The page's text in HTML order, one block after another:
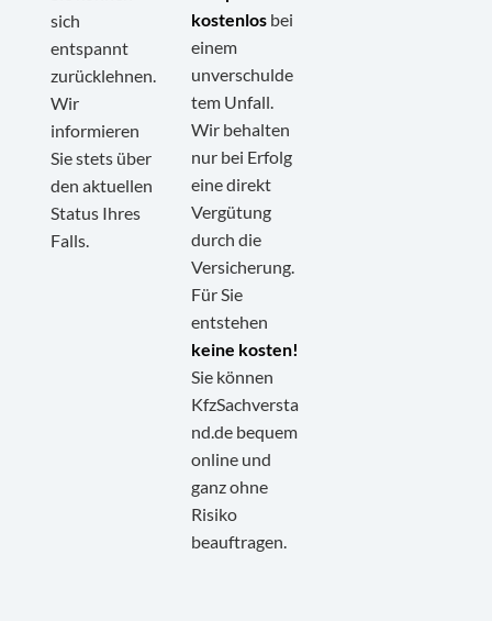
sich
entspannt
zurücklehnen.
Wir
informieren
Sie stets über
den aktuellen
Status Ihres
Falls.
kostenlos bei
einem
unverschulde
tem Unfall.
Wir behalten
nur bei Erfolg
eine direkt
Vergütung
durch die
Versicherung.
Für Sie
entstehen
keine kosten!
Sie können
KfzSachversta
nd.de bequem
online und
ganz ohne
Risiko
beauftragen.
Kundenbewertungen und Erfahrungen zu